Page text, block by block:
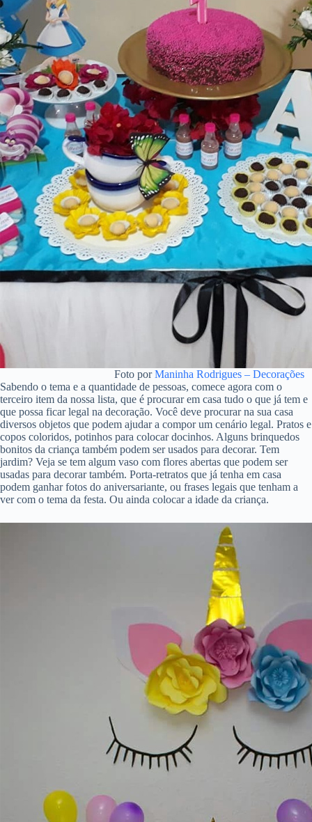
Foto porManinha Rodrigues – Decorações
Sabendo o tema e a quantidade de pessoas, comece agora com o
terceiro item da nossa lista, que é procurar em casa tudo o que já tem e
que possa ficar legal na decoração. Você deve procurar na sua casa
diversos objetos que podem ajudar a compor um cenário legal. Pratos e
copos coloridos, potinhos para colocar docinhos. Alguns brinquedos
bonitos da criança também podem ser usados para decorar. Tem
jardim? Veja se tem algum vaso com flores abertas que podem ser
usadas para decorar também. Porta-retratos que já tenha em casa
podem ganhar fotos do aniversariante, ou frases legais que tenham a
ver com o tema da festa. Ou ainda colocar a idade da criança.